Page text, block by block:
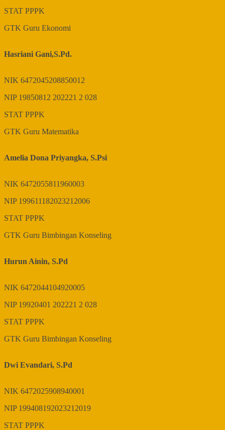
STAT PPPK
GTK Guru Ekonomi
Hasriani Gani,S.Pd.
NIK 6472045208850012
NIP 19850812 202221 2 028
STAT PPPK
GTK Guru Matematika
Amelia Dona Priyangka, S.Psi
NIK 6472055811960003
NIP 199611182023212006
STAT PPPK
GTK Guru Bimbingan Konseling
Hurun Ainin, S.Pd
NIK 6472044104920005
NIP 19920401 202221 2 028
STAT PPPK
GTK Guru Bimbingan Konseling
Dwi Evandari, S.Pd
NIK 6472025908940001
NIP 199408192023212019
STAT PPPK